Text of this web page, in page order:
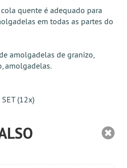
quente é adequado para
em todas as partes do
amolgadelas de granizo,
amolgadelas.
(12x)